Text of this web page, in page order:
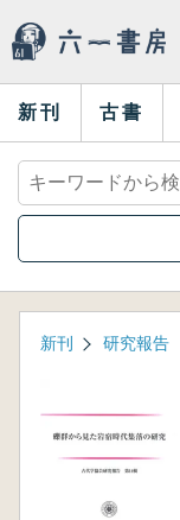
新刊 古書
新刊 研究報告